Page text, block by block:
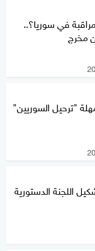
في سوريا؟..
مخرج
"ترحيل السوريين"
اللجنة الدستورية